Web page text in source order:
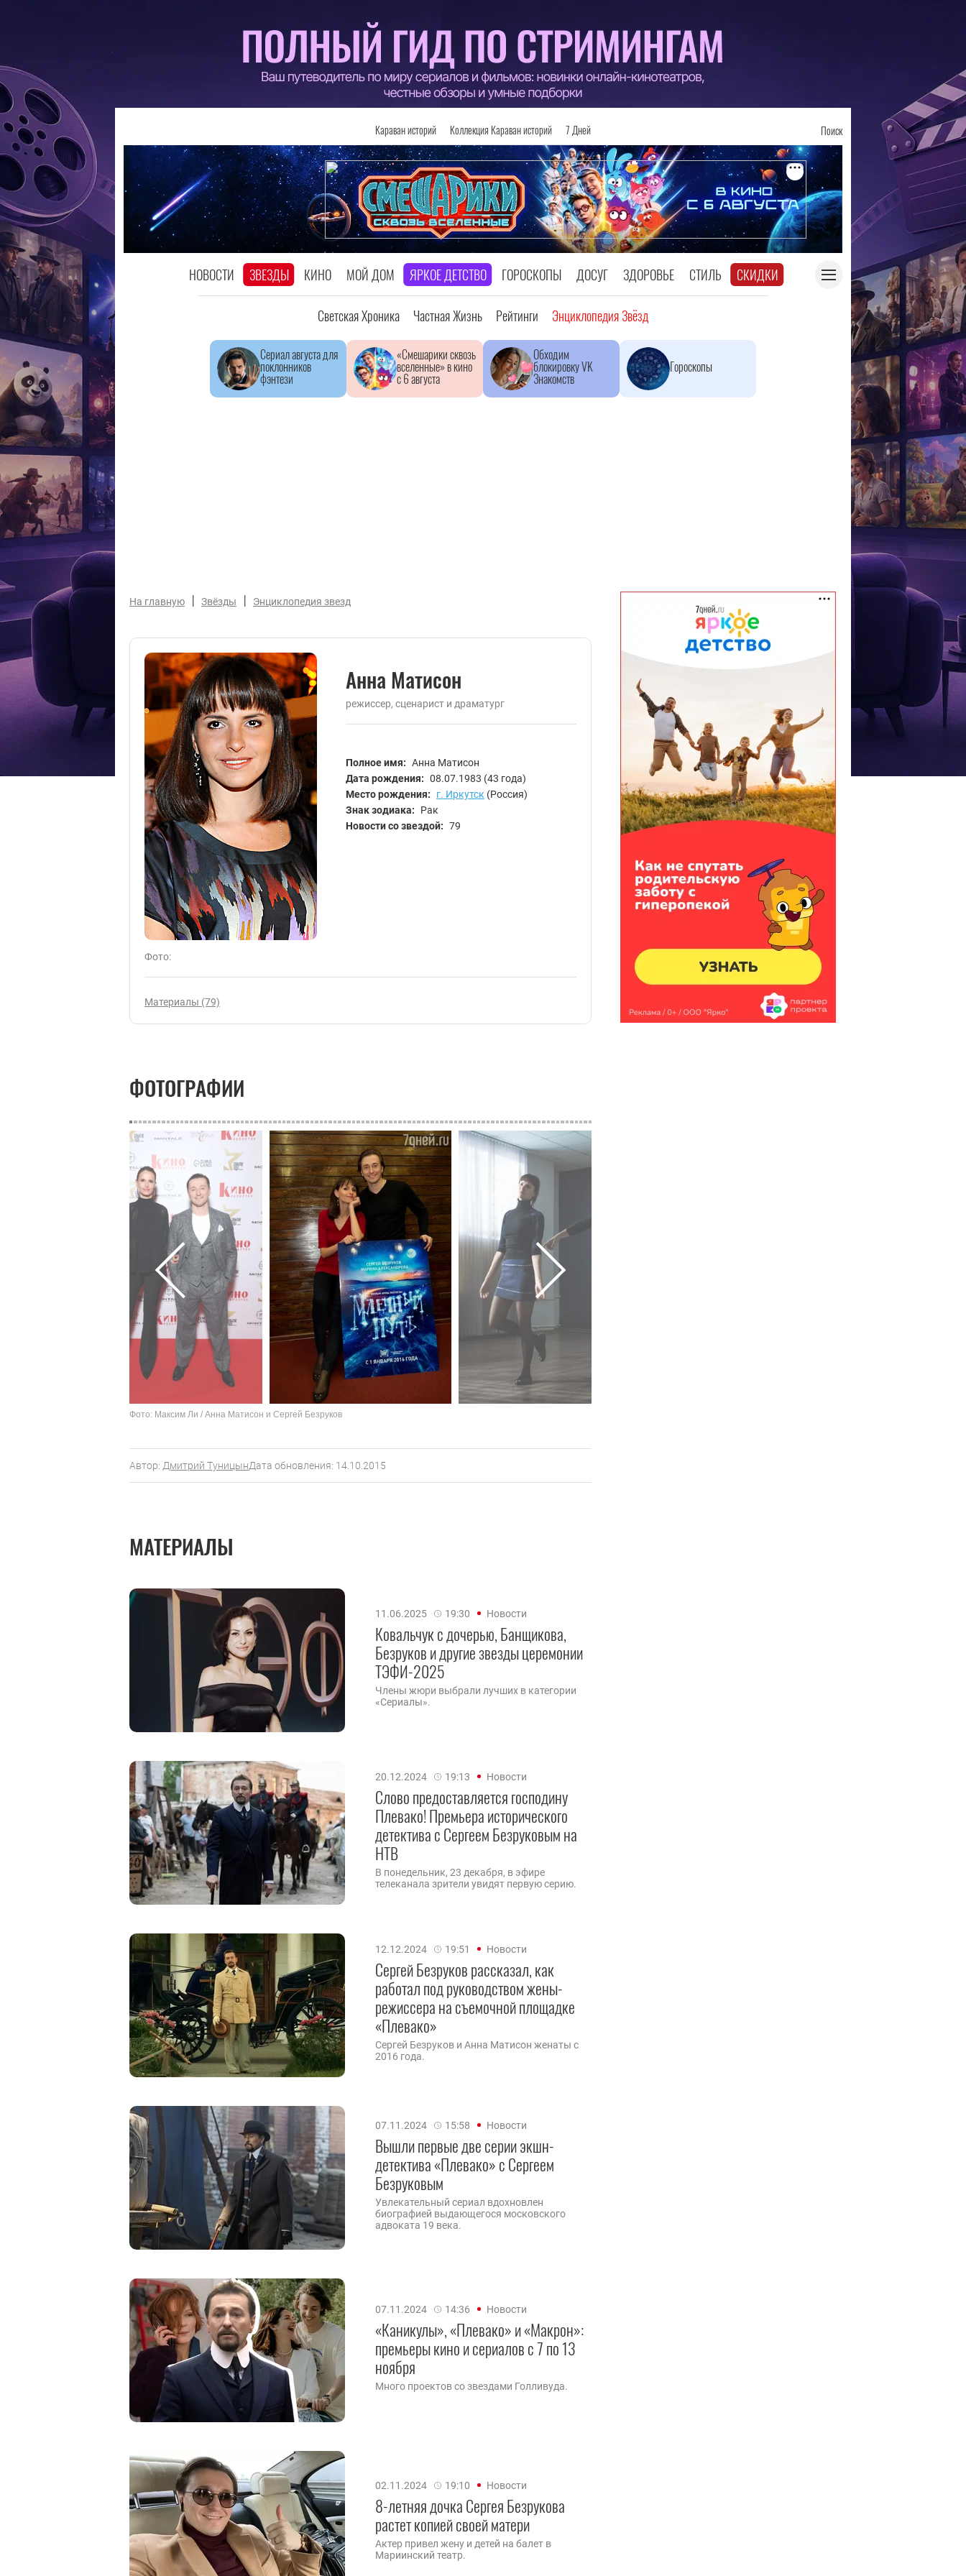
Караван историй Коллекция Караван историй 7 Дней Поиск
НОВОСТИ ЗВЕЗДЫ КИНО МОЙ ДОМ ЯРКОЕ ДЕТСТВО ГОРОСКОПЫ ДОСУГ ЗДОРОВЬЕ СТИЛЬ СКИДКИ
Светская Хроника Частная Жизнь Рейтинги Энциклопедия Звёзд
Сериал августа для
поклонников
фэнтези
«Смешарики сквозь
вселенные» в кино
с 6 августа
Обходим
блокировку VK
Знакомств
Гороскопы
На главную | Звёзды | Энциклопедия звезд
Фото:
Анна Матисон
режиссер, сценарист и драматург
Полное имя: Анна Матисон
Дата рождения: 08.07.1983 (43 года)
Место рождения:
г. Иркутск (Россия)
Знак зодиака:
Рак
Новости со звездой: 79
Материалы (79)
ФОТОГРАФИИ
Фото: Максим Ли / Анна Матисон и Сергей Безруков
Автор: Дмитрий ТуницынДата обновления: 14.10.2015
МАТЕРИАЛЫ
11.06.2025 19:30 Новости
Ковальчук с дочерью, Банщикова,
Безруков и другие звезды церемонии
ТЭФИ-2025
Члены жюри выбрали лучших в категории
«Сериалы».
20.12.2024 19:13 Новости
Слово предоставляется господину
Плевако! Премьера исторического
детектива с Сергеем Безруковым на
НТВ
В понедельник, 23 декабря, в эфире
телеканала зрители увидят первую серию.
12.12.2024 19:51 Новости
Сергей Безруков рассказал, как
работал под руководством жены-
режиссера на съемочной площадке
«Плевако»
Сергей Безруков и Анна Матисон женаты с
2016 года.
07.11.2024 15:58 Новости
Вышли первые две серии экшн-
детектива «Плевако» с Сергеем
Безруковым
Увлекательный сериал вдохновлен
биографией выдающегося московского
адвоката 19 века.
07.11.2024 14:36 Новости
«Каникулы», «Плевако» и «Макрон»:
премьеры кино и сериалов с 7 по 13
ноября
Много проектов со звездами Голливуда.
02.11.2024 19:10 Новости
8-летняя дочка Сергея Безрукова
растет копией своей матери
Актер привел жену и детей на балет в
Мариинский театр.